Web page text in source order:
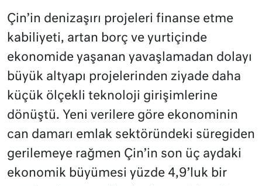
Çin’in denizaşırı projeleri finanse etme
kabiliyeti, artan borç ve yurtiçinde
ekonomide yaşanan yavaşlamadan dolayı
büyük altyapı projelerinden ziyade daha
küçük ölçekli teknoloji girişimlerine
dönüştü. Yeni verilere göre ekonominin
can damarı emlak sektöründeki süregiden
gerilemeye rağmen Çin’in son üç aydaki
ekonomik büyümesi yüzde 4,9’luk bir